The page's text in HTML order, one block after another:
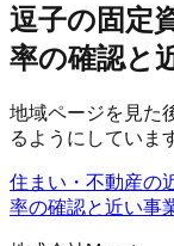
逗子の固定
率の確認と
地域ページを見た
るようにしていま
住まい・不動産の
率の確認と近い事